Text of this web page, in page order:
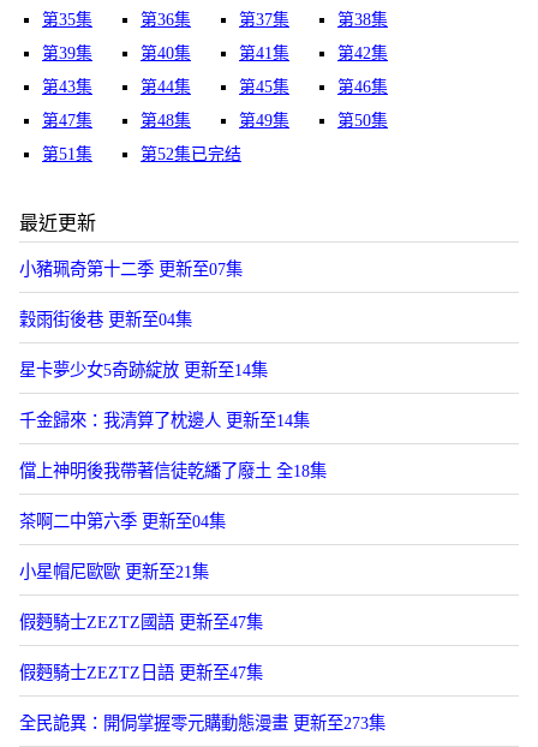
第35集
第36集 第37集
第38集
第39集
第40集 第41集
第42集
第43集
第44集 第45集
第46集
第47集
第48集 第49集
第50集
第51集
第52集已完结
最近更新
小豬珮奇第十二季 更新至07集
穀雨街後巷 更新至04集
星卡夢少女5奇跡綻放 更新至14集
千金歸來：我清算了枕邊人 更新至14集
儅上神明後我帶著信徒乾繙了廢土 全18集
茶啊二中第六季 更新至04集
小星帽尼歐歐 更新至21集
假麪騎士ZEZTZ國語 更新至47集
假麪騎士ZEZTZ日語 更新至47集
全民詭異：開侷掌握零元購動態漫畫 更新至273集